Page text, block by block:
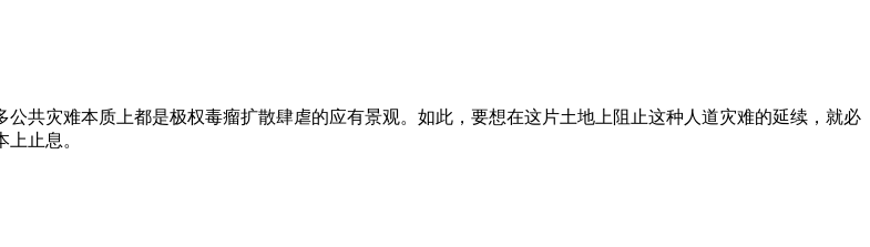
共灾难本质上都是极权毒瘤扩散肆虐的应有景观。如此，要想在这片土地上阻止这种人道灾难的延续，就必
止息。